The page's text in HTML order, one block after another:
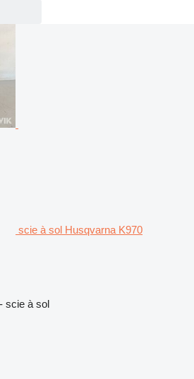
scie à sol Husqvarna K970
scie à sol